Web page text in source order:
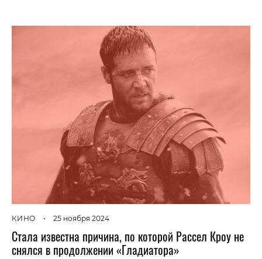
КИНО • 25 ноября 2024
Стала известна причина, по которой Рассел Кроу не
снялся в продолжении «Гладиатора»